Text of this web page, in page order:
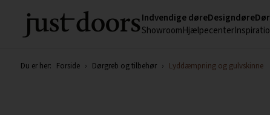
Indvendige døreDesigndøre
ShowroomHjælpecenter
Du er her: Forside › Dørgreb og tilbehør › Lyddæmpning og gulvskinne